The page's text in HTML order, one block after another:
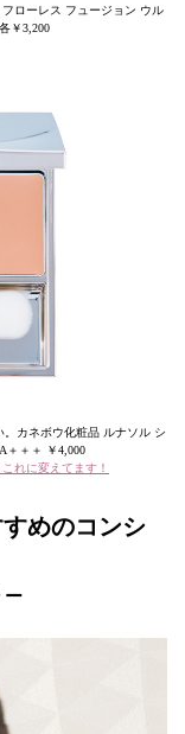
ローレス フュージョン ウル
￥3,200
カネボウ化粧品 ルナソル シ
＋＋＋ ￥4,000
れに変えてます！
めのコンシ